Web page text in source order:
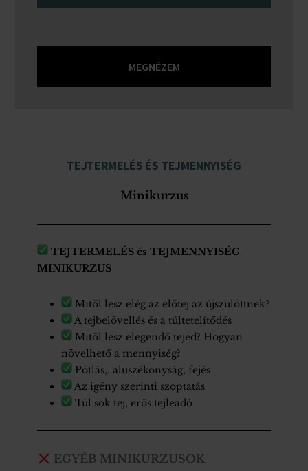
MEGNÉZEM
TEJTERMELÉS ÉS TEJMENNYISÉG
Minikurzus
TEJTERMELÉS és TEJMENNYISÉG
MINIKURZUS
Mitől lesz elég az előtej az újszülöttnek?
A tejbelövellés és a túltetelítődés
Mitől lesz elegendő tejed? Hogyan
növelhető a mennyiség?
Pótlás,. aluszékonyság, fejés
Az igény szerinti szoptatás
Túl sok tej, erős tejleadó
EGYÉB MINIKURZUSOK